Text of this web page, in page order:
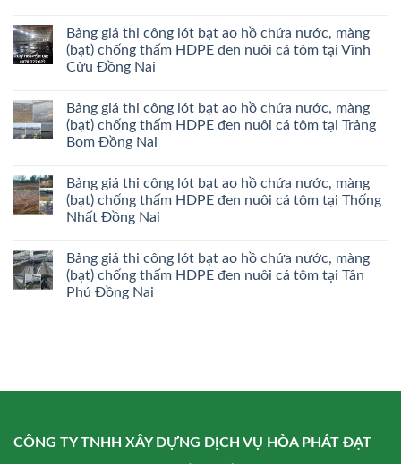
Bảng giá thi công lót bạt ao hồ chứa nước, màng
(bạt) chống thấm HDPE đen nuôi cá tôm tại Vĩnh
Cửu Đồng Nai
Bảng giá thi công lót bạt ao hồ chứa nước, màng
(bạt) chống thấm HDPE đen nuôi cá tôm tại Trảng
Bom Đồng Nai
Bảng giá thi công lót bạt ao hồ chứa nước, màng
(bạt) chống thấm HDPE đen nuôi cá tôm tại Thống
Nhất Đồng Nai
Bảng giá thi công lót bạt ao hồ chứa nước, màng
(bạt) chống thấm HDPE đen nuôi cá tôm tại Tân
Phú Đồng Nai
CÔNG TY TNHH XÂY DỰNG DỊCH VỤ HÒA PHÁT ĐẠT